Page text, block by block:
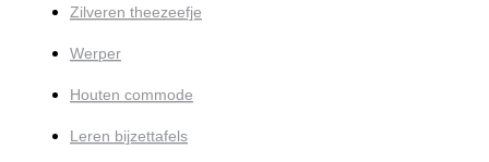
Zilveren theezeefje
Werper
Houten commode
Leren bijzettafels